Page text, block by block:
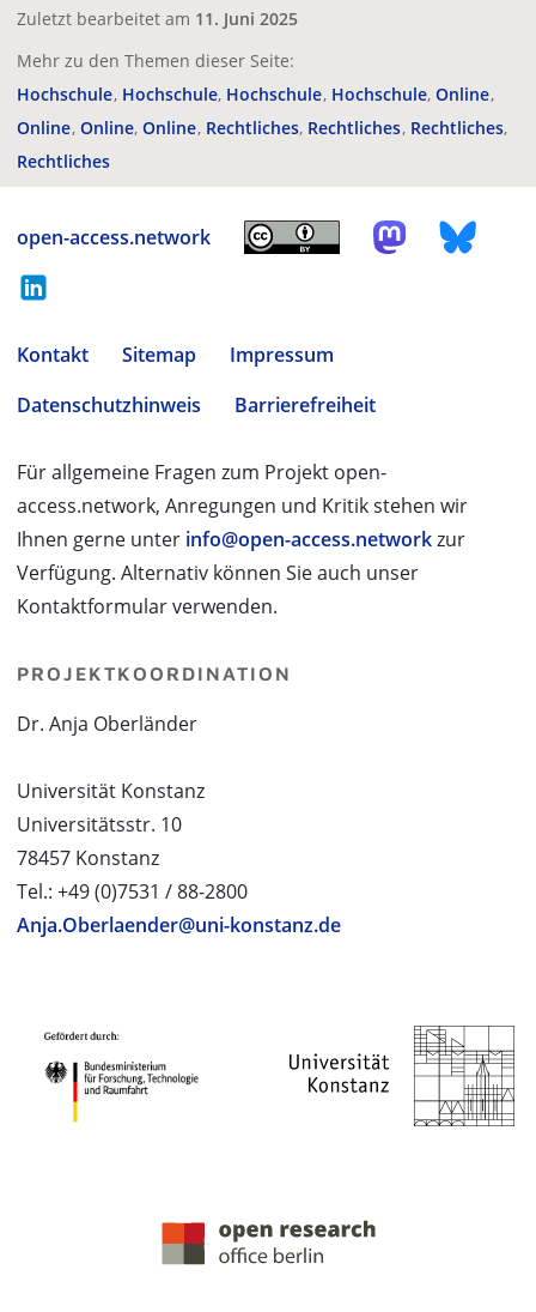
Zuletzt bearbeitet am 11. Juni 2025
Mehr zu den Themen dieser Seite:
Hochschule Hochschule Hochschule Hochschule Online
Online Online Online Rechtliches Rechtliches Rechtliches
Rechtliches
open-access.network
Kontakt Sitemap
Impressum
Datenschutzhinweis
Barrierefreiheit
Für allgemeine Fragen zum Projekt open-
access.network, Anregungen und Kritik stehen wir
Ihnen gerne unter info@open-access.networkzur
Verfügung. Alternativ können Sie auch unser
Kontaktformular verwenden.
PROJEKTKOORDINATION
Dr. Anja Oberländer
Universität Konstanz
Universitätsstr. 10
78457 Konstanz
Tel.: +49 (0)7531 / 88-2800
Anja.Oberlaender@uni-konstanz.de